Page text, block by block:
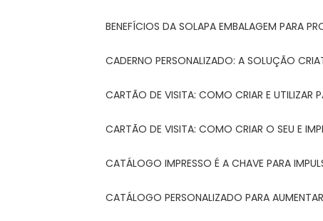
BENEFÍCIOS DA SOLAPA EMBALAGEM PARA
CADERNO PERSONALIZADO: A SOLUÇÃO
CARTÃO DE VISITA: COMO CRIAR E UTILIZAR
CARTÃO DE VISITA: COMO CRIAR O SEU E
CATÁLOGO IMPRESSO É A CHAVE PARA
CATÁLOGO PERSONALIZADO PARA